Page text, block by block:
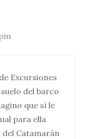
Excursiones
del barco
que sí le
para ella
Catamarán